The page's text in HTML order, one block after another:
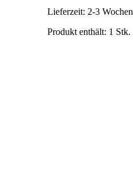
Lieferzeit: 2-3 Wochen
Produkt enthält: 1 Stk.